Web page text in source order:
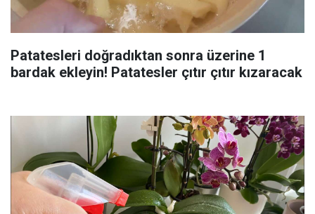
Patatesleri doğradıktan sonra üzerine 1
bardak ekleyin! Patatesler çıtır çıtır kızaracak